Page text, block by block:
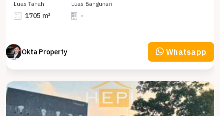
Luas Tanah
1705 m²
Luas Bangunan
-
Okta Property Whatsapp